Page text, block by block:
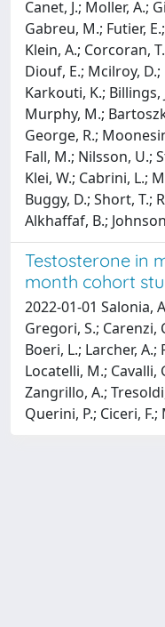
Canet, J.; Moller, A.;
Gabreu, M.; Futier,
Klein, A.; Corcoran,
Diouf, E.; Mcilroy, D.;
Karkouti, K.; Billings,
Murphy, M.;
George, R.;
Fall, M.; Nilsson, U.;
Klei, W.; Cabrini, L.;
Buggy, D.; Short, T.;
Alkhaffaf, B.;
Testosterone in
month cohort
2022-01-01 Salonia,
Gregori, S.; Carenzi,
Boeri, L.; Larcher, A.;
Locatelli, M.; Cavalli,
Zangrillo, A.;
Querini, P.; Ciceri,